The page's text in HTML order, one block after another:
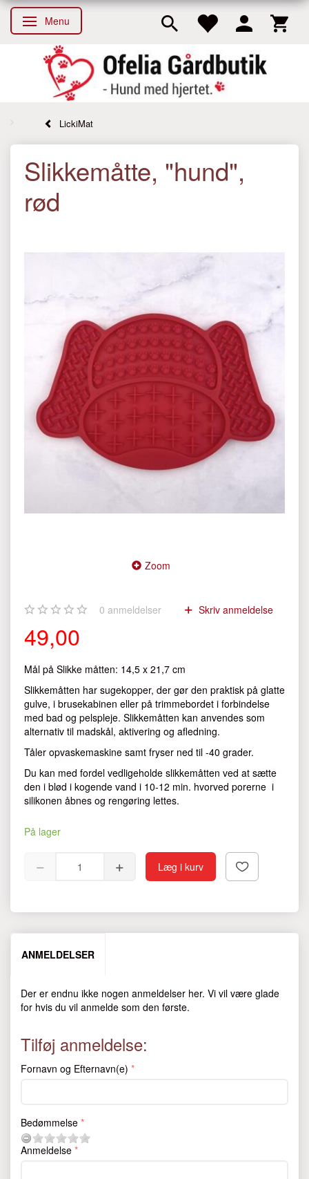
Skifte navigation
Menu
LickiMat
Slikkemåtte, "hund",
rød
Zoom
0 anmeldelser Skriv anmeldelse
49,00
Mål på Slikke måtten: 14,5 x 21,7 cm
Slikkemåtten har sugekopper, der gør den praktisk på glatte
gulve, i brusekabinen eller på trimmebordet i forbindelse
med bad og pelspleje. Slikkemåtten kan anvendes som
alternativ til madskål, aktivering og afledning.
Tåler opvaskemaskine samt fryser ned til -40 grader.
Du kan med fordel vedligeholde slikkemåtten ved at sætte
den i blød i kogende vand i 10-12 min. hvorved porerne i
silikonen åbnes og rengøring lettes.
På lager
Læg i kurv
ANMELDELSER
Der er endnu ikke nogen anmeldelser her. Vi vil være glade
for hvis du vil anmelde som den første.
Tilføj anmeldelse:
Fornavn og Efternavn(e)
Bedømmelse
Anmeldelse